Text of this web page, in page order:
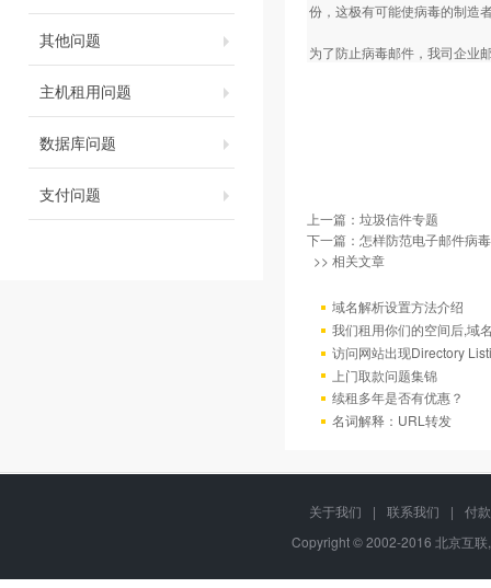
其他问题
主机租用问题
数据库问题
支付问题
份，这极有可能使病毒的制造
为了防止病毒邮件，我司企业
上一篇： 垃圾信件专题
下一篇： 怎样防范电子邮件病
>> 相关文章
域名解析设置方法介绍
我们租用你们的空间后,域
访问网站出现Directory
上门取款问题集锦
续租多年是否有优惠？
名词解释：URL转发
关于我们 | 联系我们 |
付
Copyright © 2002-2016 北京互